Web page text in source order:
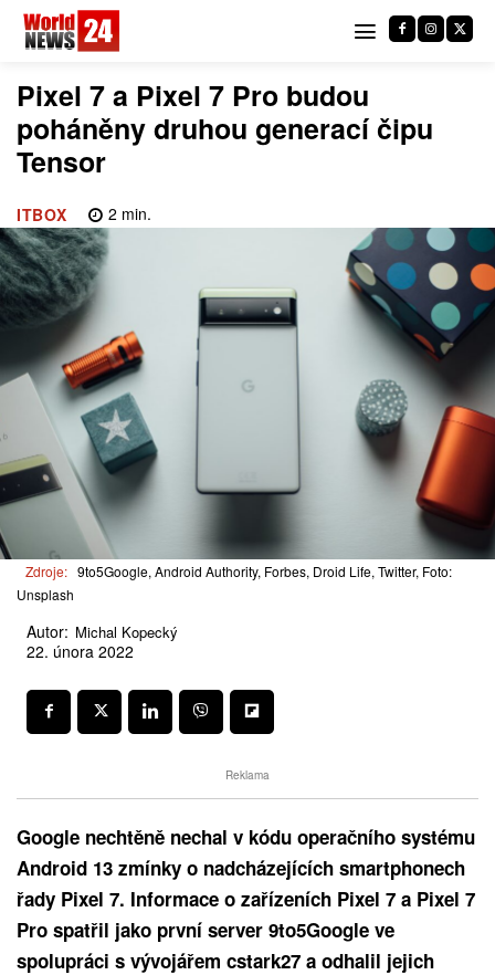
Pixel 7 a Pixel 7 Pro budou
poháněny druhou generací čipu
Tensor
ITBOX 2 min.
Zdroje: 9to5Google, Android Authority, Forbes, Droid Life, Twitter, Foto:
Unsplash
Autor: Michal Kopecký
22. února 2022
Reklama
Google nechtěně nechal v kódu operačního systému
Android 13 zmínky o nadcházejících smartphonech
řady Pixel 7. Informace o zařízeních Pixel 7 a Pixel 7
Pro spatřil jako první server 9to5Google ve
spolupráci s vývojářem cstark27 a odhalil jejich